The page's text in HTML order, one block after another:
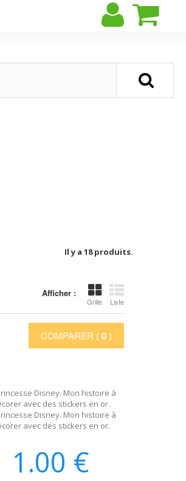
Il y a 18 produits.
Afficher :
Grille Liste
COMPARER ( 0)
1.00 €